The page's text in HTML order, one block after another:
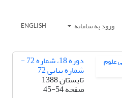
ورود به سامانه ENGLISH
دوره 18، شماره 72 -
شماره پیاپی 72
تابستان 1388
صفحه45-54